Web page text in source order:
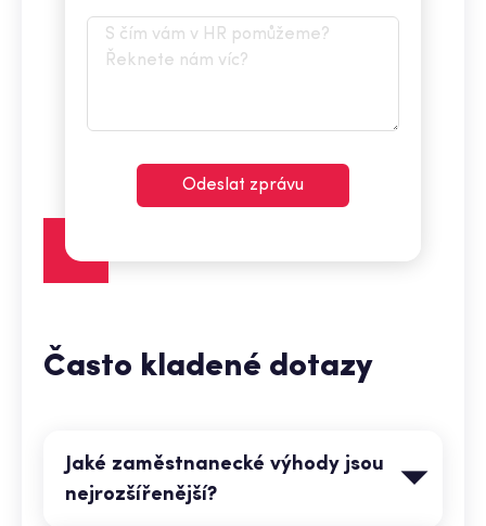
Odeslat zprávu
Často kladené dotazy
Jaké zaměstnanecké výhody jsou
nejrozšířenější?